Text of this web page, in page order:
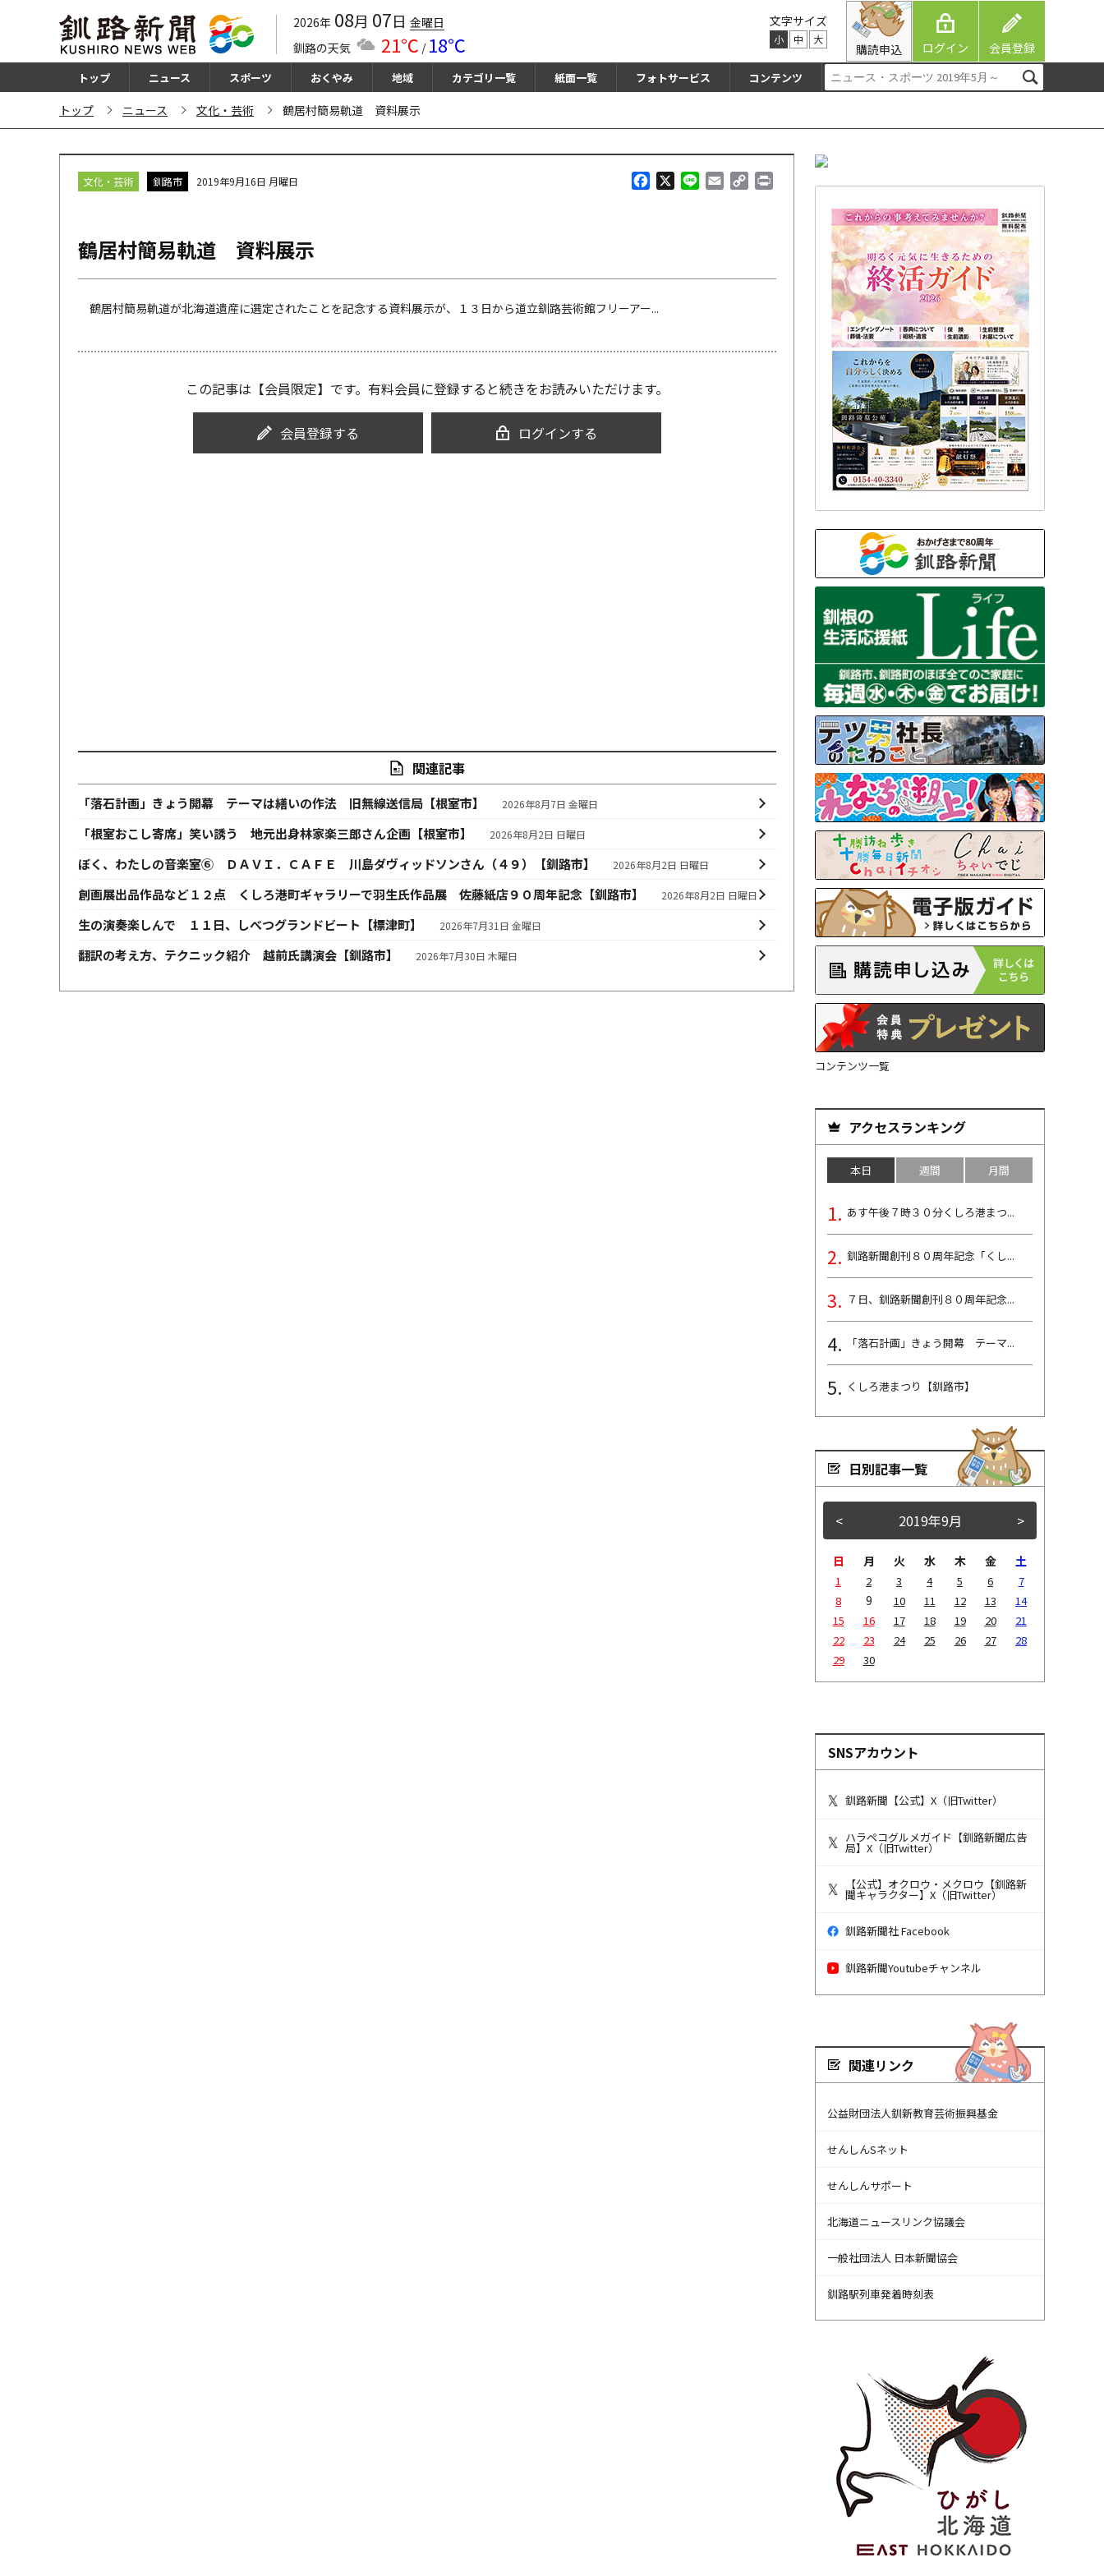
2026年 08月 07日 金曜日
釧路の天気
21℃ / 18℃
文字サイズ
小 中 大
購読申込 ログイン 会員登録
トップ ニュース スポーツ おくやみ 地域 カテゴリ一覧 紙面一覧 フォトサービス コンテンツ
トップ ニュース 文化・芸術 鶴居村簡易軌道 資料展示
k
文化・芸術 釧路市 2019年9月16日 月曜日
鶴居村簡易軌道 資料展示
鶴居村簡易軌道が北海道遺産に選定されたことを記念する資料展示が、１３日から道立釧路芸術館フリーアー...
この記事は【会員限定】です。有料会員に登録すると続きをお読みいただけます。
会員登録する ログインする
関連記事
「落石計画」きょう開幕 テーマは繕いの作法 旧無線送信局【根室市】 2026年8月7日 金曜日
「根室おこし寄席」笑い誘う 地元出身林家楽三郎さん企画【根室市】 2026年8月2日 日曜日
ぼく、わたしの音楽室⑥ ＤＡＶＩ．ＣＡＦＥ 川島ダヴィッドソンさん（４９）【釧路市】 2026年8月2日 日曜日
創画展出品作品など１２点 くしろ港町ギャラリーで羽生氏作品展 佐藤紙店９０周年記念【釧路市】 2026年8月2日 日曜日
生の演奏楽しんで １１日、しべつグランドビート【標津町】 2026年7月31日 金曜日
翻訳の考え方、テクニック紹介 越前氏講演会【釧路市】 2026年7月30日 木曜日
コンテンツ一覧
アクセスランキング
本日 週間 月間
あす午後７時３０分くしろ港まつ...
釧路新聞創刊８０周年記念「くし...
７日、釧路新聞創刊８０周年記念...
「落石計画」きょう開幕 テーマ...
くしろ港まつり【釧路市】
日別記事一覧
< >
2019年9月
日 月 火 水 木 金 土
1 2 3 4 5 6
7
8
9 10 11 12 13
14
15
16 17 18 19 20
21
22
23 24 25 26 27
28
29
30
SNSアカウント
釧路新聞【公式】X（旧Twitter）
ハラペコグルメガイド【釧路新聞広告
局】X（旧Twitter）
【公式】オクロウ・メクロウ【釧路新
聞キャラクター】X（旧Twitter）
釧路新聞社 Facebook
釧路新聞Youtubeチャンネル
関連リンク
公益財団法人釧新教育芸術振興基金
せんしんSネット
せんしんサポート
北海道ニュースリンク協議会
一般社団法人 日本新聞協会
釧路駅列車発着時刻表